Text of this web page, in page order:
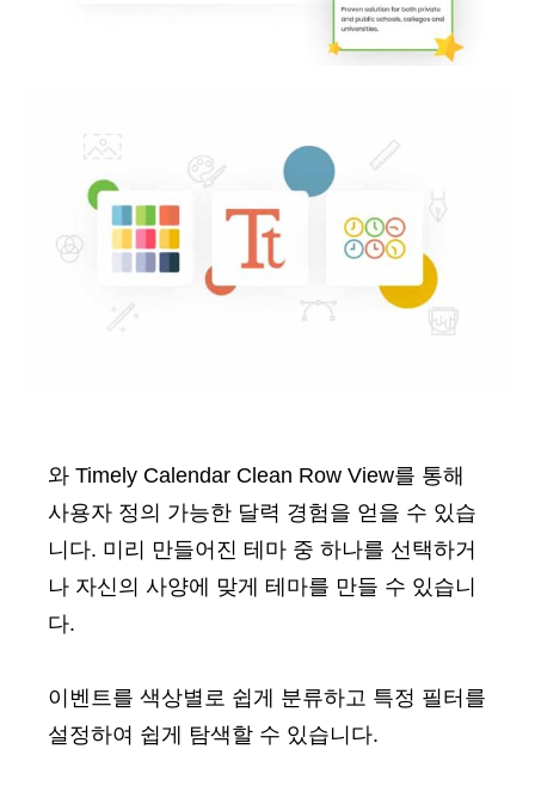
와 Timely Calendar Clean Row View를 통해
사용자 정의 가능한 달력 경험을 얻을 수 있습
니다. 미리 만들어진 테마 중 하나를 선택하거
나 자신의 사양에 맞게 테마를 만들 수 있습니
다.
이벤트를 색상별로 쉽게 분류하고 특정 필터를
설정하여 쉽게 탐색할 수 있습니다.